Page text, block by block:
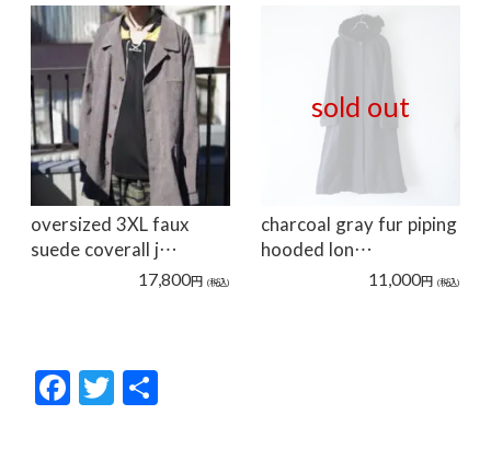
oversized 3XL faux
suede coverall j…
17,800円 (税込)
sold out
charcoal gray fur piping
hooded lon…
11,000円 (税込)
F
ac
T
w